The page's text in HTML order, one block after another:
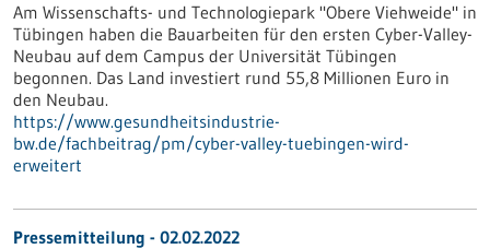
Am Wissenschafts- und Technologiepark "Obere Viehweide" in
Tübingen haben die Bauarbeiten für den ersten Cyber-Valley-
Neubau auf dem Campus der Universität Tübingen
begonnen. Das Land investiert rund 55,8 Millionen Euro in
den Neubau.
https://www.gesundheitsindustrie-
bw.de/fachbeitrag/pm/cyber-valley-tuebingen-wird-
erweitert
Pressemitteilung - 02.02.2022